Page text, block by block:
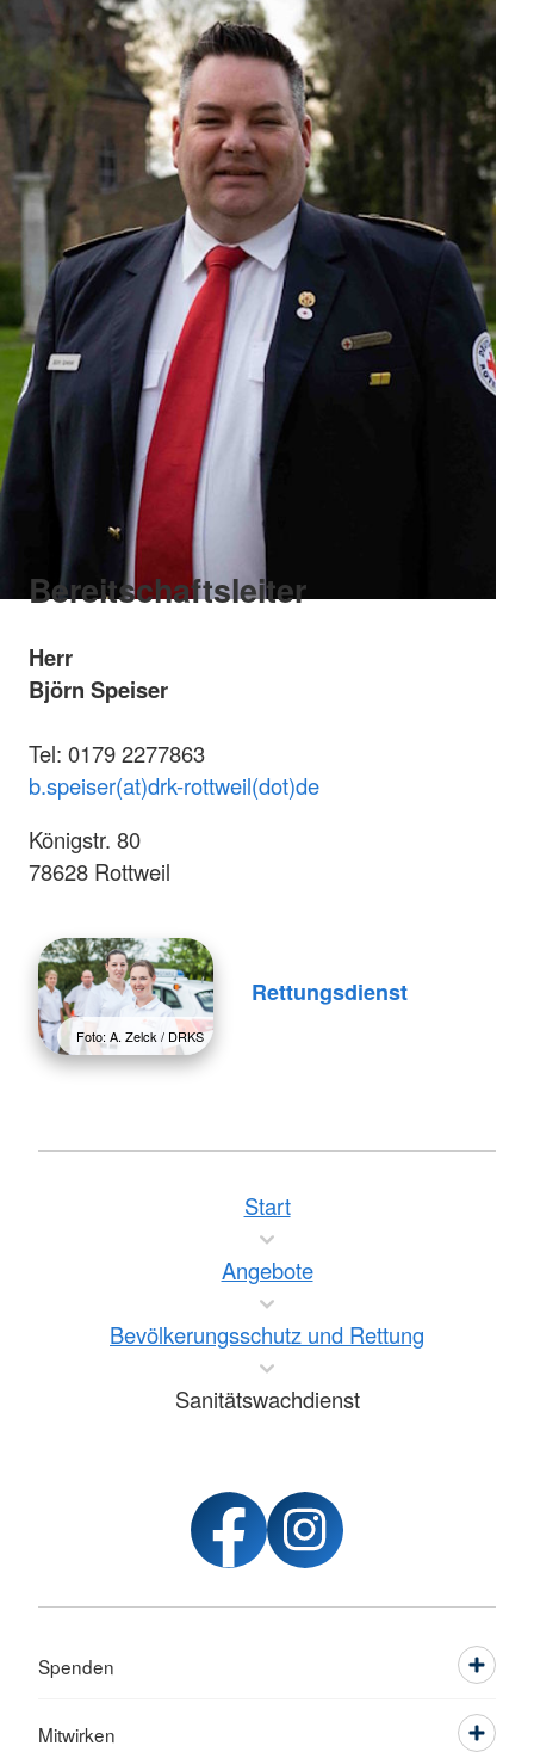
Bereitschaftsleiter
Herr
Björn Speiser
Tel: 0179 2277863
b.speiser(at)drk-rottweil(dot)de
Königstr. 80
78628 Rottweil
Foto: A. Zelck / DRKS
Rettungsdienst
Start
Angebote
Bevölkerungsschutz und Rettung
Sanitätswachdienst
Spenden
Mitwirken